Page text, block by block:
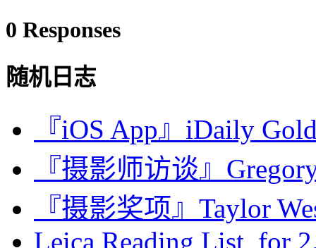
0 Responses
随机日志
『iOS App』iDaily
『摄影师访谈』
『摄影奖项』Taylor
Leica Reading List for